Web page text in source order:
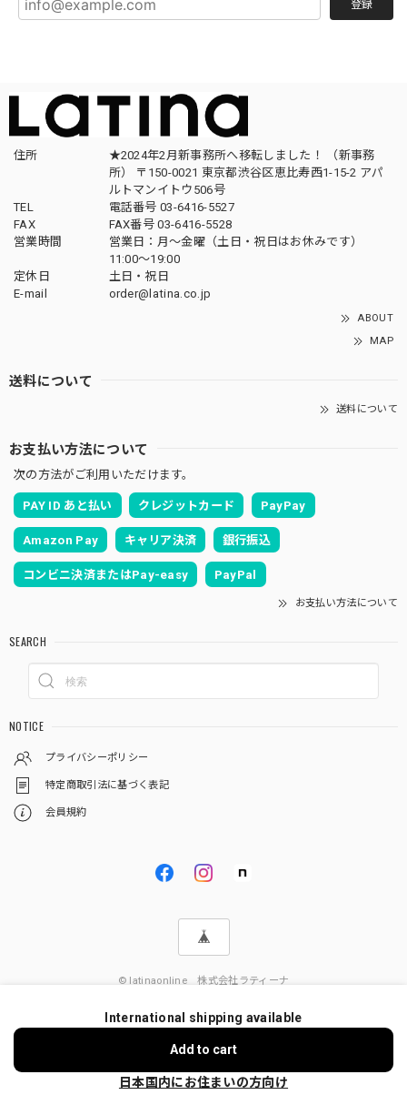
登録
住所
★2024年2月新事務所へ移転しました！ （新事務
所） 〒150-0021 東京都渋谷区恵比寿西1-15-2 アパ
ルトマンイトウ506号
TEL
電話番号 03-6416-5527
FAX
FAX番号 03-6416-5528
営業時間
営業日：月〜金曜（土日・祝日はお休みです）
11:00〜19:00
定休日
土日・祝日
E-mail
order@latina.co.jp
ABOUT
MAP
送料について
送料について
お支払い方法について
次の方法がご利用いただけます。
PAY ID あと払い クレジットカード PayPay
Amazon Pay キャリア決済 銀行振込
コンビニ決済またはPay-easy PayPal
お支払い方法について
SEARCH
NOTICE
プライバシーポリシー
特定商取引法に基づく表記
会員規約
© latinaonline 株式会社ラティーナ
International shipping available
Add to cart
日本国内にお住まいの方向け